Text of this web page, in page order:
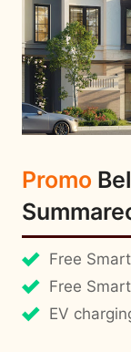
Promo
Free
Free
EV